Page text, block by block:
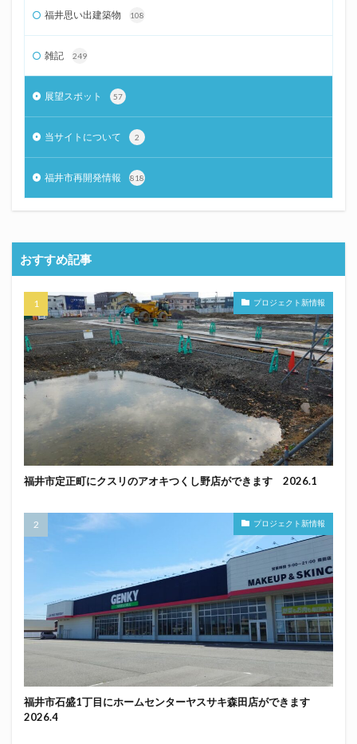
福井思い出建築物 108
雑記 249
展望スポット 57
当サイトについて 2
福井市再開発情報 818
おすすめ記事
プロジェクト新情報
福井市定正町にクスリのアオキつくし野店ができます 2026.1
プロジェクト新情報
福井市石盛1丁目にホームセンターヤスサキ森田店ができます
2026.4